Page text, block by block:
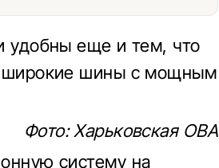
удобны еще и тем, что
широкие шины с мощным
Фото: Харьковская ОВА
систему на